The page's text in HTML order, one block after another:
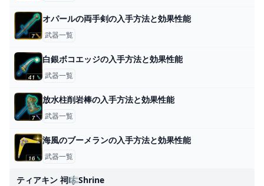
オパールの両手剣の入手方法と効果性能
武器一覧
白銀ボコエッジの入手方法と効果性能
武器一覧
放水柱削岩棒の入手方法と効果性能
武器一覧
海風のブーメランの入手方法と効果性能
武器一覧
ティアキン 祠🎼shrine